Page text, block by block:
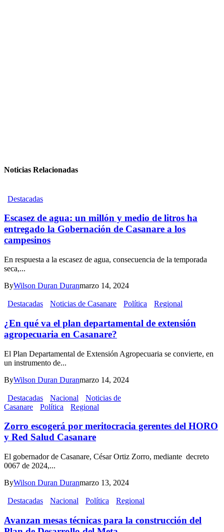
Noticias Relacionadas
Destacadas
Escasez de agua: un millón y medio de litros ha
entregado la Gobernación de Casanare a los
campesinos
En respuesta a la escasez de agua, consecuencia de la temporada
seca,...
ByWilson Duran Duranmarzo 14, 2024
Destacadas Noticias de Casanare Política Regional
¿En qué va el plan departamental de extensión
agropecuaria en Casanare?
El Plan Departamental de Extensión Agropecuaria se convierte, en
un instrumento de...
ByWilson Duran Duranmarzo 14, 2024
Destacadas Nacional
Noticias de
Casanare
Política Regional
Zorro escogerá por meritocracia gerentes del HORO
y Red Salud Casanare
El gobernador de Casanare, César Ortiz Zorro, mediante decreto
0067 de 2024,...
ByWilson Duran Duranmarzo 13, 2024
Destacadas Nacional Política Regional
Avanzan mesas técnicas para la construcción del